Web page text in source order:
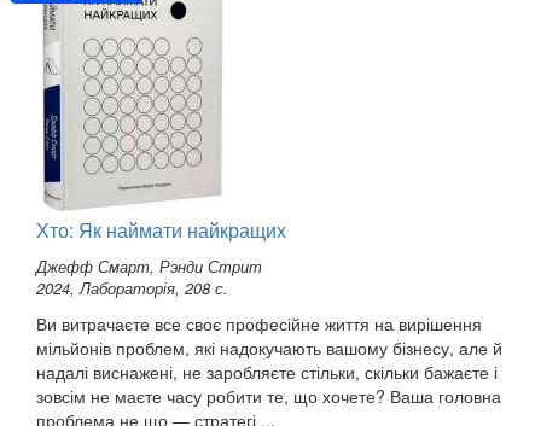
Хто: Як наймати найкращих
Джефф Смарт, Рэнди Стрит
2024, Лабораторія, 208 с.
Ви витрачаєте все своє професійне життя на вирішення
мільйонів проблем, які надокучають вашому бізнесу, але й
надалі виснажені, не заробляєте стільки, скільки бажаєте і
зовсім не маєте часу робити те, що хочете? Ваша головна
проблема не що — стратегі ...